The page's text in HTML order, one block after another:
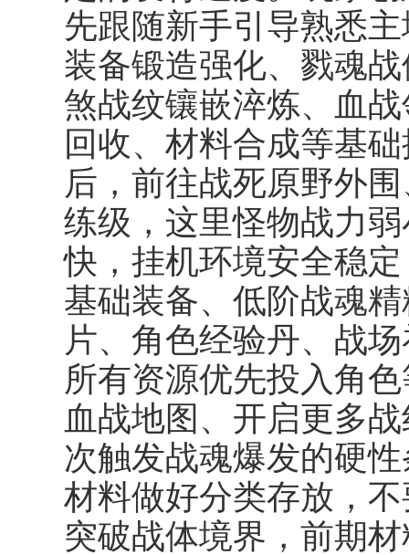
先跟随新手引导熟悉
装备锻造强化、戮魂
煞战纹镶嵌淬炼、血
回收、材料合成等基
后，前往战死原野外
练级，这里怪物战力
快，挂机环境安全稳
基础装备、低阶战魂
片、角色经验丹、战
所有资源优先投入角
血战地图、开启更多
次触发战魂爆发的硬
材料做好分类存放，
突破战体境界，前期